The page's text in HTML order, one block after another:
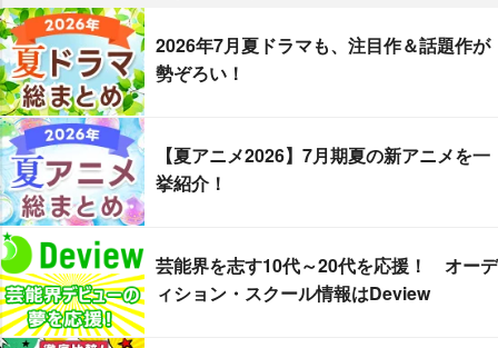
2026年7月夏ドラマも、注目作＆話題作が
勢ぞろい！
【夏アニメ2026】7月期夏の新アニメを一
挙紹介！
芸能界を志す10代～20代を応援！ オーデ
ィション・スクール情報はDeview